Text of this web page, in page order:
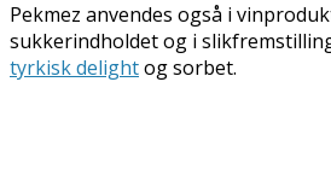
Pekmez anvendes også i
sukkerindholdet og i
tyrkisk delightog sorbet.